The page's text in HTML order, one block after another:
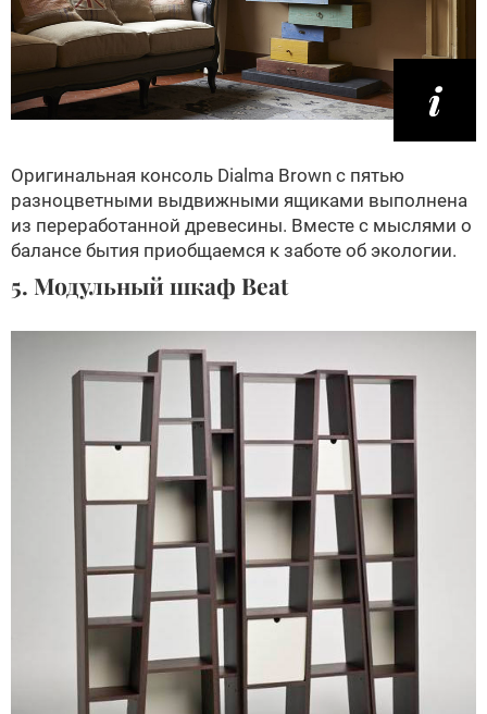
Оригинальная консоль Dialma Brown с пятью
разноцветными выдвижными ящиками выполнена
из переработанной древесины. Вместе с мыслями о
балансе бытия приобщаемся к заботе об экологии.
5. Модульный шкаф Beat